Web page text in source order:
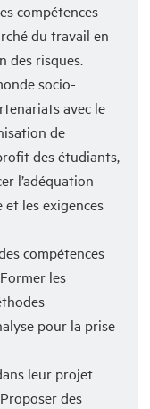
compétences
du travail en
des risques.
socio-
avec le
de
des étudiants,
l’adéquation
les exigences
compétences
les
pour la prise
leur projet
des